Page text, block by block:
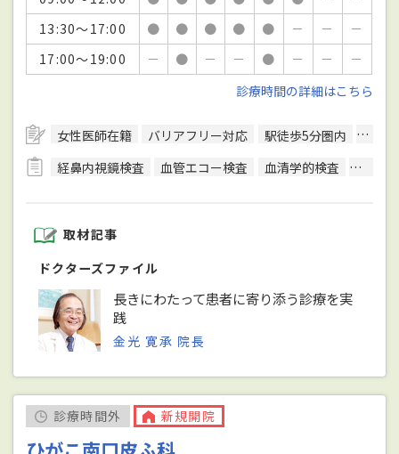
13:30～17:00
● ● ● ● ● － －
－
17:00～19:00
－ ● － － ● － －
－
診療時間の詳細はこちら
女性医師在籍 バリアフリー対応 駅徒歩5分圏内
予約可
経鼻内視鏡検査
血管エコー検査 血清学的検査 呼吸機
取材記事
ドクターズファイル
長きにわたって患者に寄り添う診療を実
践
金光 寛承 院長
診療時間外 新規開院